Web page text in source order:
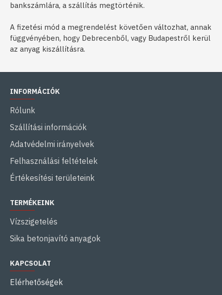
bankszámlára, a szállítás megtörténik.
A fizetési mód a megrendelést követően változhat, annak
függvényében, hogy Debrecenből, vagy Budapestről kerül
az anyag kiszállításra.
INFORMÁCIÓK
Rólunk
Szállítási információk
Adatvédelmi irányelvek
Felhasználási feltételek
Értékesítési területeink
TERMÉKEINK
Vízszigetelés
Sika betonjavító anyagok
KAPCSOLAT
Elérhetőségek